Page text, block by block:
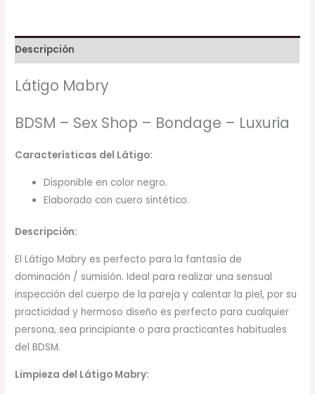
Descripción
Látigo Mabry
BDSM – Sex Shop – Bondage – Luxuria
Características del Látigo:
Disponible en color negro.
Elaborado con cuero sintético.
Descripción:
El Látigo Mabry es perfecto para la fantasía de
dominación / sumisión. Ideal para realizar una sensual
inspección del cuerpo de la pareja y calentar la piel, por su
practicidad y hermoso diseño es perfecto para cualquier
persona, sea principiante o para practicantes habituales
del BDSM.
Limpieza del Látigo Mabry: